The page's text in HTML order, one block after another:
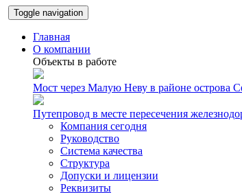
Toggle navigation
Главная
О компании
Объекты в работе
Мост через Малую Неву в районе острова
Путепровод в месте пересечения
Компания сегодня
Руководство
Система качества
Структура
Допуски и лицензии
Реквизиты